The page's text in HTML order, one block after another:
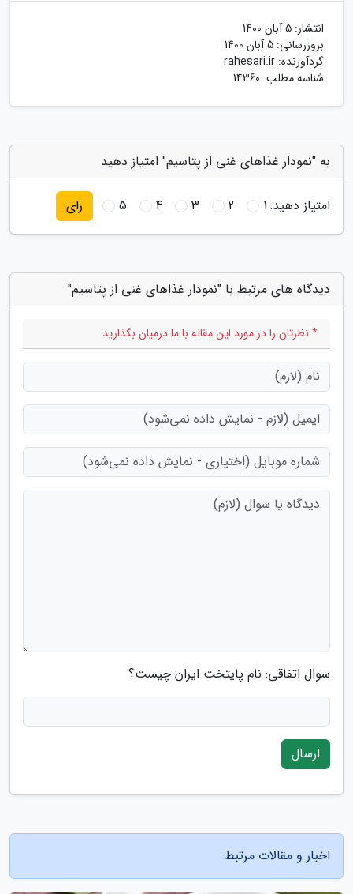
انتشار: 5 آبان 1400
بروزرسانی: 5 آبان 1400
گردآورنده: rahesari.ir
شناسه مطلب: 14360
به "نمودار غذاهای غنی از پتاسیم" امتیاز دهید
امتیاز دهید:1
2
3
4
5 رای
دیدگاه های مرتبط با "نمودار غذاهای غنی از پتاسیم"
* نظرتان را در مورد این مقاله با ما درمیان بگذارید
سوال اتفاقی: نام پایتخت ایران چیست؟
ارسال
اخبار و مقالات مرتبط